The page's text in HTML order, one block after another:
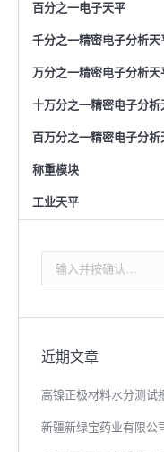
百分之一电子天平
千分之一精密电子分析天
万分之一精密电子分析天
十万分之一精密电子分析
百万分之一精密电子分析
称重模块
工业天平
索：
近期文章
高镍正极材料水分测试
新疆新绿宝药业有限公